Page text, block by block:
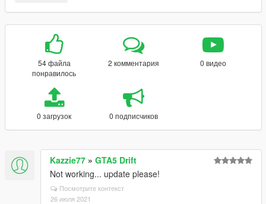
54 файла
понравилось
2 комментария 0 видео
0 загрузок 0 подписчиков
Kazzie77 » GTA5 Drift
Not working... update please!
Посмотрите контекст
26 июля 2021